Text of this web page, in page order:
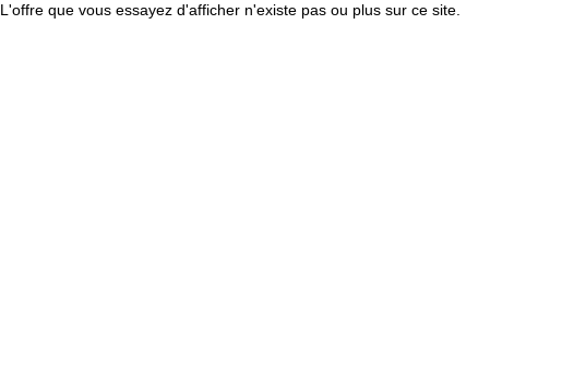
L'offre que vous essayez d'afficher n'existe pas ou plus sur ce site.